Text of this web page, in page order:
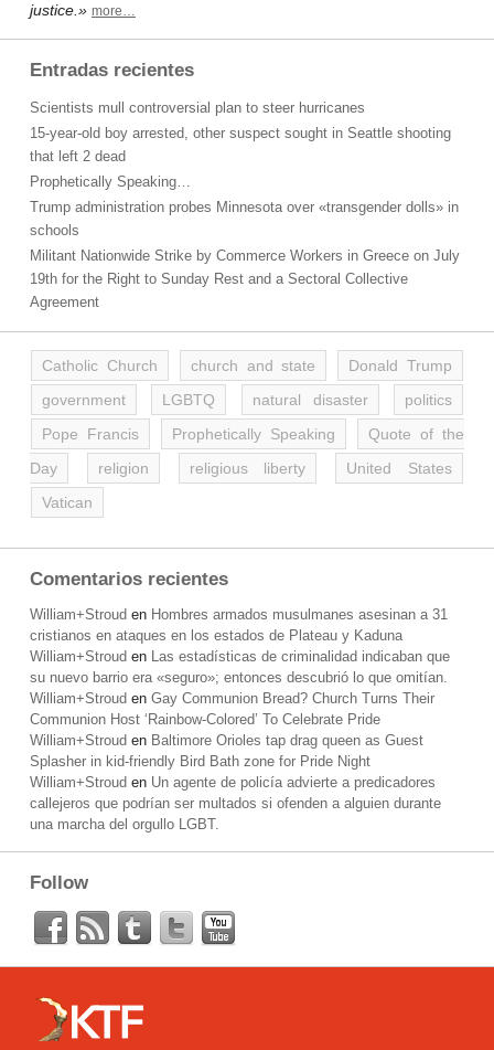
justice.» more…
Entradas recientes
Scientists mull controversial plan to steer hurricanes
15-year-old boy arrested, other suspect sought in Seattle shooting
that left 2 dead
Prophetically Speaking…
Trump administration probes Minnesota over «transgender dolls» in
schools
Militant Nationwide Strike by Commerce Workers in Greece on July
19th for the Right to Sunday Rest and a Sectoral Collective
Agreement
Catholic Church church and state
Donald Trump
government
LGBTQ natural disaster
politics
Pope Francis
Prophetically Speaking
Quote of the
Day
religion religious liberty
United States
Vatican
Comentarios recientes
William+Stroud en Hombres armados musulmanes asesinan a 31
cristianos en ataques en los estados de Plateau y Kaduna
William+Stroud en Las estadísticas de criminalidad indicaban que
su nuevo barrio era «seguro»; entonces descubrió lo que omitían.
William+Stroud en Gay Communion Bread? Church Turns Their
Communion Host ‘Rainbow-Colored’ To Celebrate Pride
William+Stroud en Baltimore Orioles tap drag queen as Guest
Splasher in kid-friendly Bird Bath zone for Pride Night
William+Stroud en Un agente de policía advierte a predicadores
callejeros que podrían ser multados si ofenden a alguien durante
una marcha del orgullo LGBT.
Follow